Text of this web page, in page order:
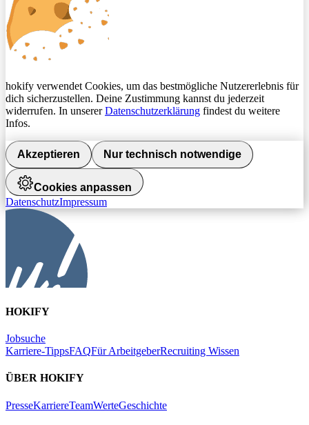
hokify verwendet Cookies, um das bestmögliche Nutzererlebnis für
dich sicherzustellen. Deine Zustimmung kannst du jederzeit
widerrufen. In unsererDatenschutzerklärung findest du weitere
Infos.
Akzeptieren Nur technisch notwendige
Cookies anpassen
DatenschutzImpressum
HOKIFY
Jobsuche
Karriere-TippsFAQFür ArbeitgeberRecruiting Wissen
ÜBER HOKIFY
PresseKarriereTeamWerteGeschichte